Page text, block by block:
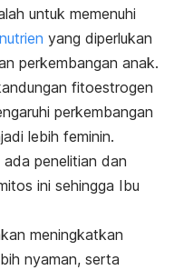
untuk memenuhi
yang diperlukan
perkembangan anak.
fitoestrogen
perkembangan
lebih feminin.
ada penelitian dan
ini sehingga Ibu
meningkatkan
nyaman, serta